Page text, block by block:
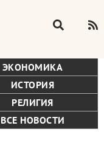
ЭКОНОМИКА
ИСТОРИЯ
РЕЛИГИЯ
ВСЕ НОВОСТИ